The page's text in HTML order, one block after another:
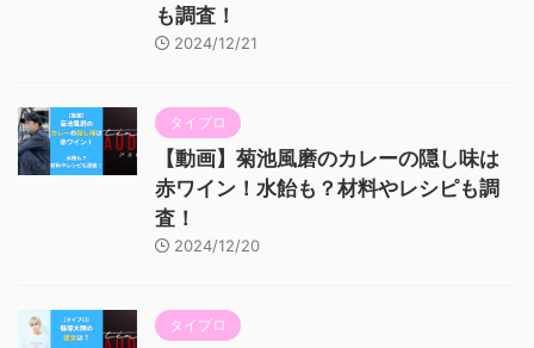
も調査！
2024/12/21
タイプロ
【動画】菊池風磨のカレーの隠し味は
赤ワイン！水飴も？材料やレシピも調
査！
2024/12/20
タイプロ